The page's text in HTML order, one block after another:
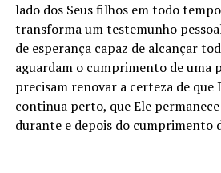
lado dos Seus filhos em todo
transforma um testemunho
de esperança capaz de alcançar
aguardam o cumprimento de uma
precisam renovar a certeza de que
continua perto, que Ele
durante e depois do cumprimento